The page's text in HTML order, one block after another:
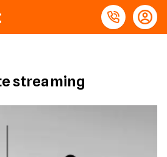
streaming